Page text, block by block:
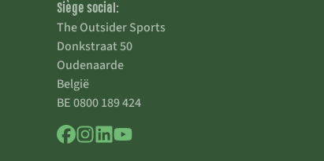
Siège social:
The Outsider Sports
Donkstraat 50
Oudenaarde
België
BE 0800 189 424